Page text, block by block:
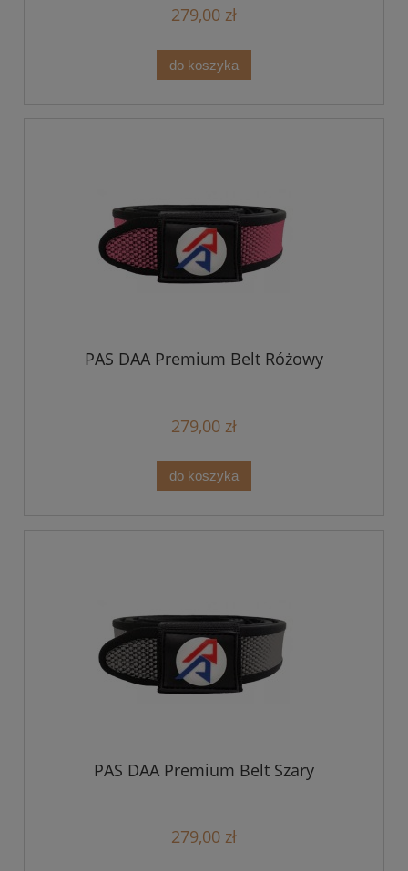
279,00 zł
do koszyka
PAS DAA Premium Belt Różowy
279,00 zł
do koszyka
PAS DAA Premium Belt Szary
279,00 zł